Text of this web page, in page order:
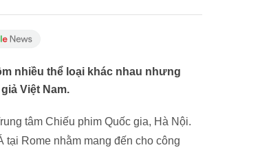
nhiều thể loại khác nhau nhưng
Việt Nam.
tâm Chiếu phim Quốc gia, Hà Nội.
Rome nhằm mang đến cho công